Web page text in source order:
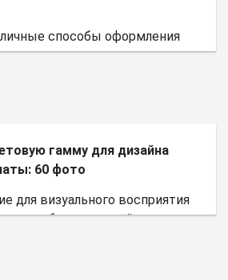
способы оформления
гамму для дизайна
60 фото
для визуального восприятия
выбор цветовой палитры.